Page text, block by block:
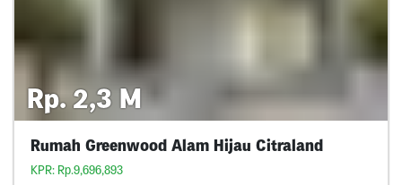
Rp. 2,3 M
Rumah Greenwood Alam Hijau Citraland
KPR: Rp.9,696,893